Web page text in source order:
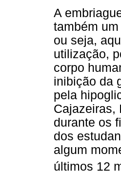
A
também
ou seja,
utilização,
corpo
inibição da
pela
Cajazeiras,
durante os
dos
algum
últimos 12